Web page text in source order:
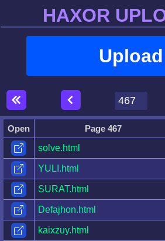
HAXOR
Upload
Open Page 467
solve.html
YULI.html
SURAT.html
Defajhon.html
kaixzuy.html